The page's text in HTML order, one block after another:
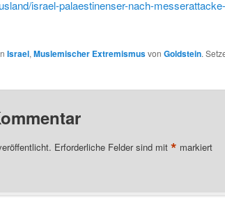
israel-palaestinenser-nach-messerattacke-
Israel, Muslemischer Extremismusvon Goldstein.
Erforderliche Felder sind mit * markiert